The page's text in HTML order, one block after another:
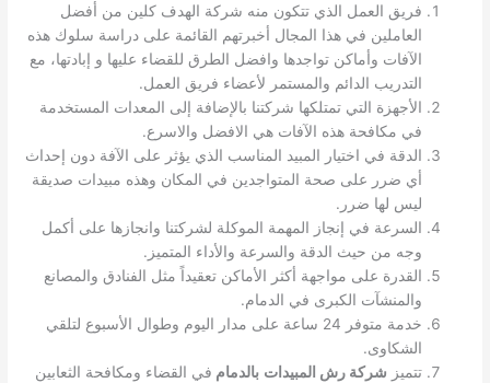
فريق العمل الذي تتكون منه شركة الهدف كلين من أفضل
العاملين في هذا المجال أخبرتهم القائمة على دراسة سلوك هذه
الآفات وأماكن تواجدها وافضل الطرق للقضاء عليها و إبادتها، مع
التدريب الدائم والمستمر لأعضاء فريق العمل.
الأجهزة التي تمتلكها شركتنا بالإضافة إلى المعدات المستخدمة
في مكافحة هذه الآفات هي الافضل والاسرع.
الدقة في اختيار المبيد المناسب الذي يؤثر على الآفة دون إحداث
أي ضرر على صحة المتواجدين في المكان وهذه مبيدات صديقة
ليس لها ضرر.
السرعة في إنجاز المهمة الموكلة لشركتنا وانجازها على أكمل
وجه من حيث الدقة والسرعة والأداء المتميز.
القدرة على مواجهة أكثر الأماكن تعقيداً مثل الفنادق والمصانع
والمنشآت الكبرى في الدمام.
خدمة متوفر 24 ساعة على مدار اليوم وطوال الأسبوع لتلقي
الشكاوى.
تتميز شركة رش المبيدات بالدمام في القضاء ومكافحة الثعابين